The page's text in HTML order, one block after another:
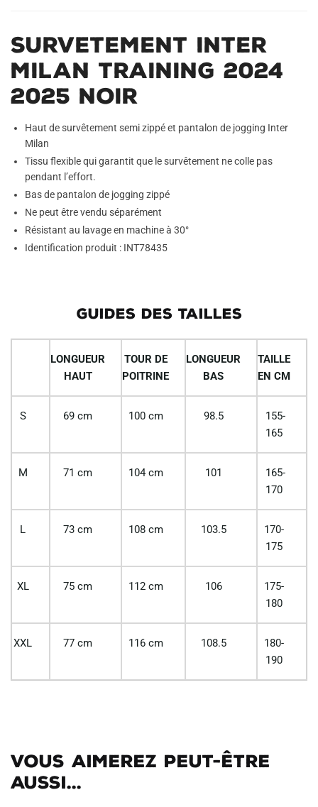
Survetement Inter
Milan Training 2024
2025 Noir
Haut de survêtement semi zippé et pantalon de jogging Inter
Milan
Tissu flexible qui garantit que le survêtement ne colle pas
pendant l’effort.
Bas de pantalon de jogging zippé
Ne peut être vendu séparément
Résistant au lavage en machine à 30°
Identification produit : INT78435
GUIDES DES TAILLES
LONGUEUR
HAUT
TOUR DE
POITRINE
LONGUEUR
BAS
TAILLE
EN CM
S 69 cm 100 cm 98.5
155-
165
M 71 cm 104 cm 101
165-
170
L 73 cm 108 cm 103.5
170-
175
XL 75 cm 112 cm 106
175-
180
XXL 77 cm 116 cm 108.5
180-
190
Vous aimerez peut-être
aussi...